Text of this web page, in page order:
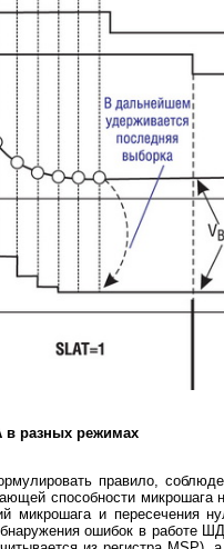
в разных режимах
правило,
способности микрошага
микрошага и пересечения
ошибок в работе